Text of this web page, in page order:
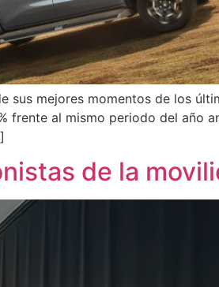
sus mejores momentos de los
frente al mismo periodo del año
de la